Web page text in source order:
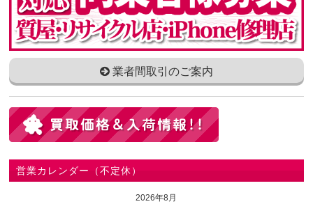
業者間取引のご案内
営業カレンダー（不定休）
2026年8月